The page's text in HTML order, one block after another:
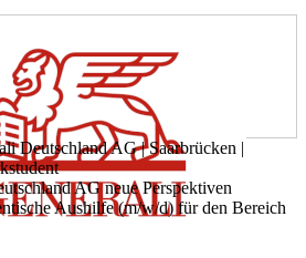
Deutschland AG| Saarbrücken |
AG neue Perspektiven
Aushilfe (m/w/d) für den Bereich